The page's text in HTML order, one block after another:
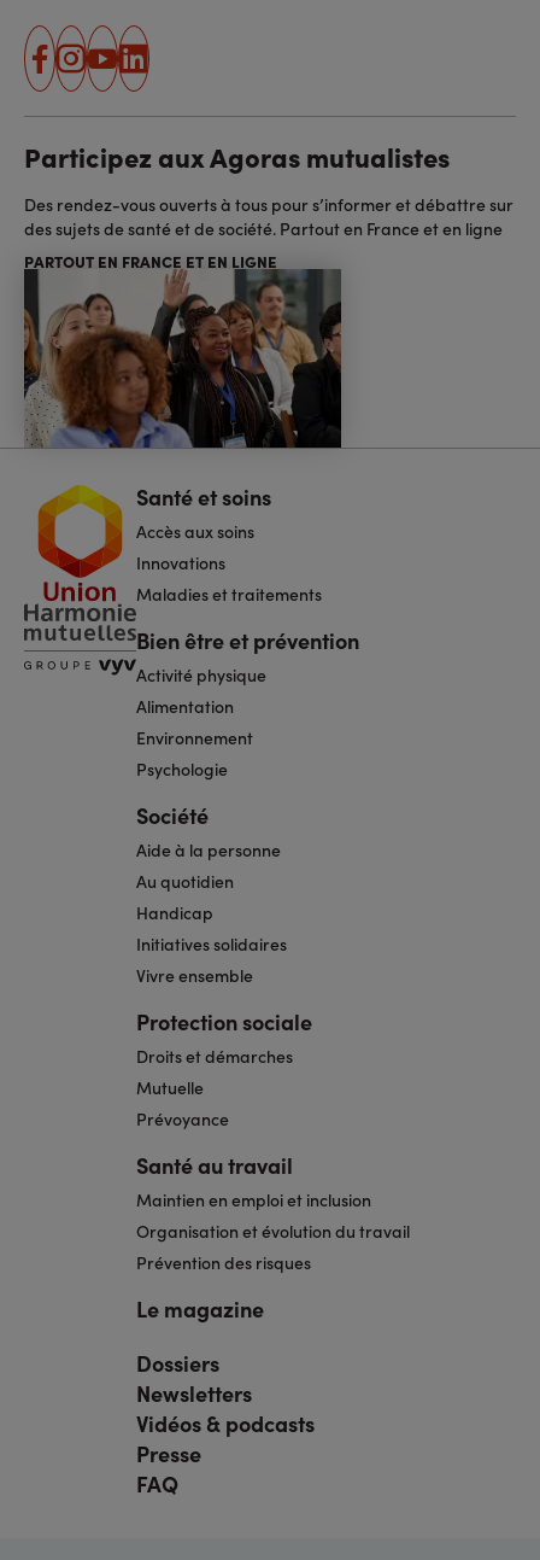
facebook
instagram
youtube
linkedin
Participez aux Agoras mutualistes
Des rendez-vous ouverts à tous pour s’informer et débattre sur
des sujets de santé et de société. Partout en France et en ligne
PARTOUT EN FRANCE ET EN LIGNE
Navigation
pied
de
page
Santé et soins
Accès aux soins
Innovations
Maladies et traitements
Bien être et prévention
Activité physique
Alimentation
Environnement
Psychologie
Société
Aide à la personne
Au quotidien
Handicap
Initiatives solidaires
Vivre ensemble
Protection sociale
Droits et démarches
Mutuelle
Prévoyance
Santé au travail
Maintien en emploi et inclusion
Organisation et évolution du travail
Prévention des risques
Le magazine
Navigation
pied
de
page
bis
Dossiers
Newsletters
Vidéos & podcasts
Presse
FAQ